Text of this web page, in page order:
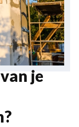
je